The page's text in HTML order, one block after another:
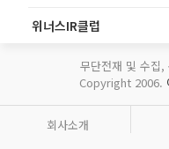
위너스IR클럽
무단전재 및 수집,
Copyright 2006.
회사소개